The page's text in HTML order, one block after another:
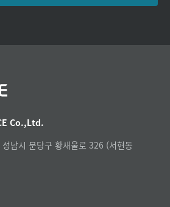
Co.,Ltd.
남시 분당구 황새울로 326 (서현동